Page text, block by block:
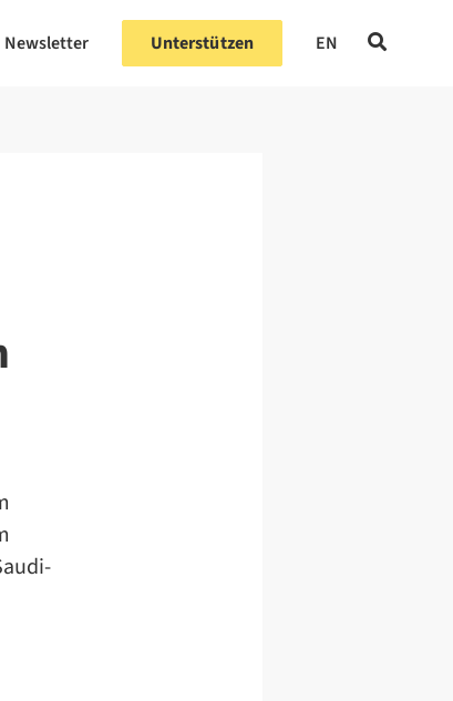
Newsletter Unterstützen EN